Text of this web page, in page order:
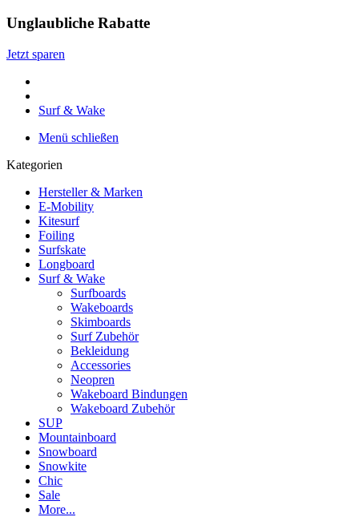
Unglaubliche Rabatte
Jetzt sparen
Surf & Wake
Menü schließen
Kategorien
Hersteller & Marken
E-Mobility
Kitesurf
Foiling
Surfskate
Longboard
Surf & Wake
Surfboards
Wakeboards
Skimboards
Surf Zubehör
Bekleidung
Accessories
Neopren
Wakeboard Bindungen
Wakeboard Zubehör
SUP
Mountainboard
Snowboard
Snowkite
Chic
Sale
More...